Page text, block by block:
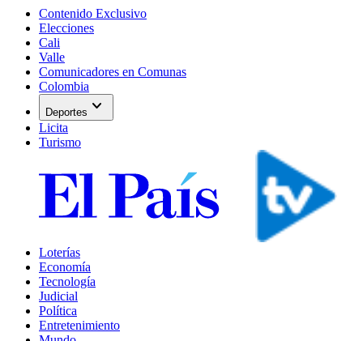
Contenido Exclusivo
Elecciones
Cali
Valle
Comunicadores en Comunas
Colombia
Deportes expand_more
Licita
Turismo
Loterías
Economía
Tecnología
Judicial
Política
Entretenimiento